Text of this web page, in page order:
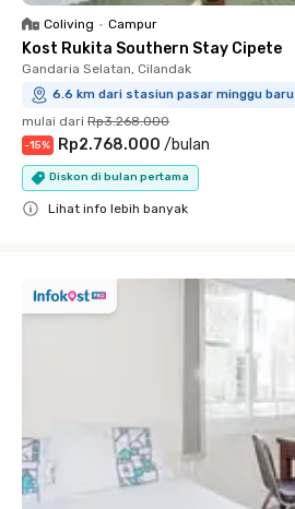
Coliving • Campur
Kost Rukita Southern Stay Cipete
Gandaria Selatan, Cilandak
6.6 km dari stasiun pasar minggu baru
mulai dari Rp3.268.000
-15% Rp2.768.000 /bulan
Diskon di bulan pertama
Lihat info lebih banyak